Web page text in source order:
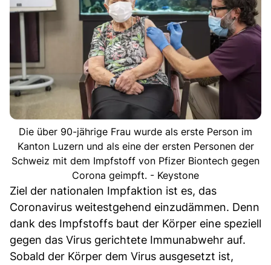
Die über 90-jährige Frau wurde als erste Person im
Kanton Luzern und als eine der ersten Personen der
Schweiz mit dem Impfstoff von Pfizer Biontech gegen
Corona geimpft. - Keystone
Ziel der nationalen Impfaktion ist es, das
Coronavirus weitestgehend einzudämmen. Denn
dank des Impfstoffs baut der Körper eine speziell
gegen das Virus gerichtete Immunabwehr auf.
Sobald der Körper dem Virus ausgesetzt ist,